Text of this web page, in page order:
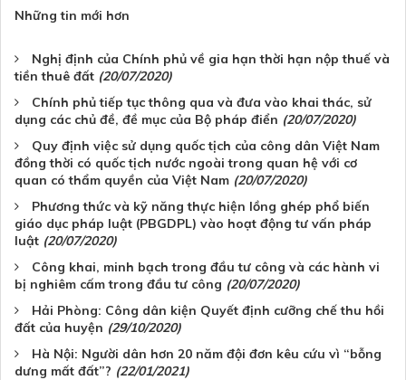
Những tin mới hơn
Nghị định của Chính phủ về gia hạn thời hạn nộp thuế và
tiền thuê đất (20/07/2020)
Chính phủ tiếp tục thông qua và đưa vào khai thác, sử
dụng các chủ đề, đề mục của Bộ pháp điển (20/07/2020)
Quy định việc sử dụng quốc tịch của công dân Việt Nam
đồng thời có quốc tịch nước ngoài trong quan hệ với cơ
quan có thẩm quyền của Việt Nam (20/07/2020)
Phương thức và kỹ năng thực hiện lồng ghép phổ biến
giáo dục pháp luật (PBGDPL) vào hoạt động tư vấn pháp
luật (20/07/2020)
Công khai, minh bạch trong đầu tư công và các hành vi
bị nghiêm cấm trong đầu tư công (20/07/2020)
Hải Phòng: Công dân kiện Quyết định cưỡng chế thu hồi
đất của huyện (29/10/2020)
Hà Nội: Người dân hơn 20 năm đội đơn kêu cứu vì “bỗng
dưng mất đất”? (22/01/2021)